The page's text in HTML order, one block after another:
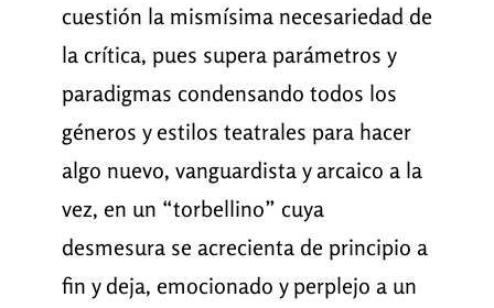
cuestión la mismísima necesariedad de
la crítica, pues supera parámetros y
paradigmas condensando todos los
géneros y estilos teatrales para hacer
algo nuevo, vanguardista y arcaico a la
vez, en un “torbellino” cuya
desmesura se acrecienta de principio a
fin y deja, emocionado y perplejo a un